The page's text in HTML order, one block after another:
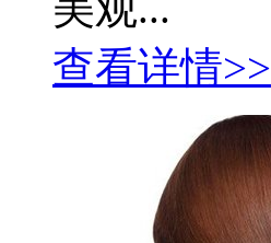
查看详情>>